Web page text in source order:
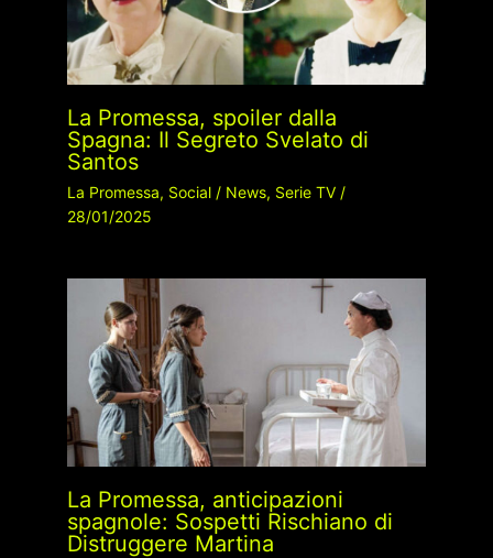
La Promessa, spoiler dalla
Spagna: Il Segreto Svelato di
Santos
La Promessa, Social/ News, Serie TV/
28/01/2025
La Promessa, anticipazioni
spagnole: Sospetti Rischiano di
Distruggere Martina